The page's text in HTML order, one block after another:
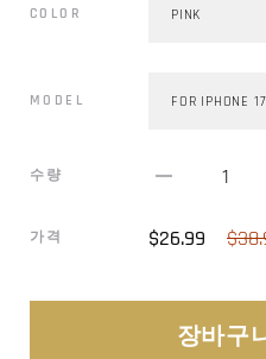
COLOR
MODEL
수량 1
가격 $26.99
장바구